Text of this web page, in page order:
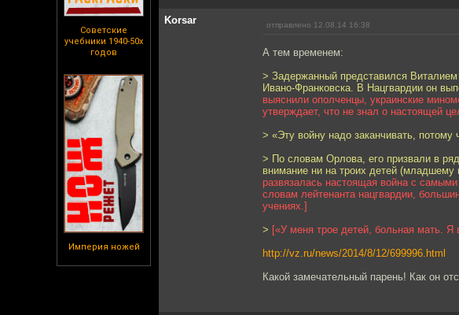
Советские
учебники 1940-50х
годов
Империя ножей
Korsar отправлено 12.08.14 16:38
А тем временем:
> Задержанный представился
Ивано-Франковска. В Нацгвардии он
выяснили ополченцы, украинские
утверждает, что не знал о настоящей
> «Эту войну надо заканчивать,
> По словам Орлова, его призвали в
внимание ни на троих детей (младшему
развязалась настоящая война с
словам лейтенанта нацгвардии,
учениях.]
> [«У меня трое детей, больная мать. Я
http://vz.ru/news/2014/8/12/699996.html
Какой замечательный парень! Как он